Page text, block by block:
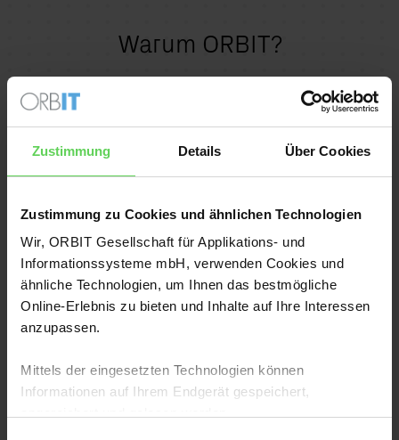
Zustimmung Details Über Cookies
Zustimmung zu Cookies und ähnlichen Technologien
Wir, ORBIT Gesellschaft für Applikations- und
Informationssysteme mbH, verwenden Cookies und
ähnliche Technologien, um Ihnen das bestmögliche
Online-Erlebnis zu bieten und Inhalte auf Ihre Interessen
anzupassen.
Mittels der eingesetzten Technologien können
Informationen auf Ihrem Endgerät gespeichert,
Warum ORBIT?
„Als engagierter Partner unterstützt
ORBIT die Planung, Umsetzung und
Optimierung unserer
einen wesentlichen Beitrag zum Auf-
und Ausbau des Mobilfunknetzes der
Deutschen Telekom.
Durch Erfahrung, Fachkompetenz und
Flexibilität haben sich die
Mitarbeiter*innen von ORBIT bewährt.
Die Arbeitsaufgaben reichen von der